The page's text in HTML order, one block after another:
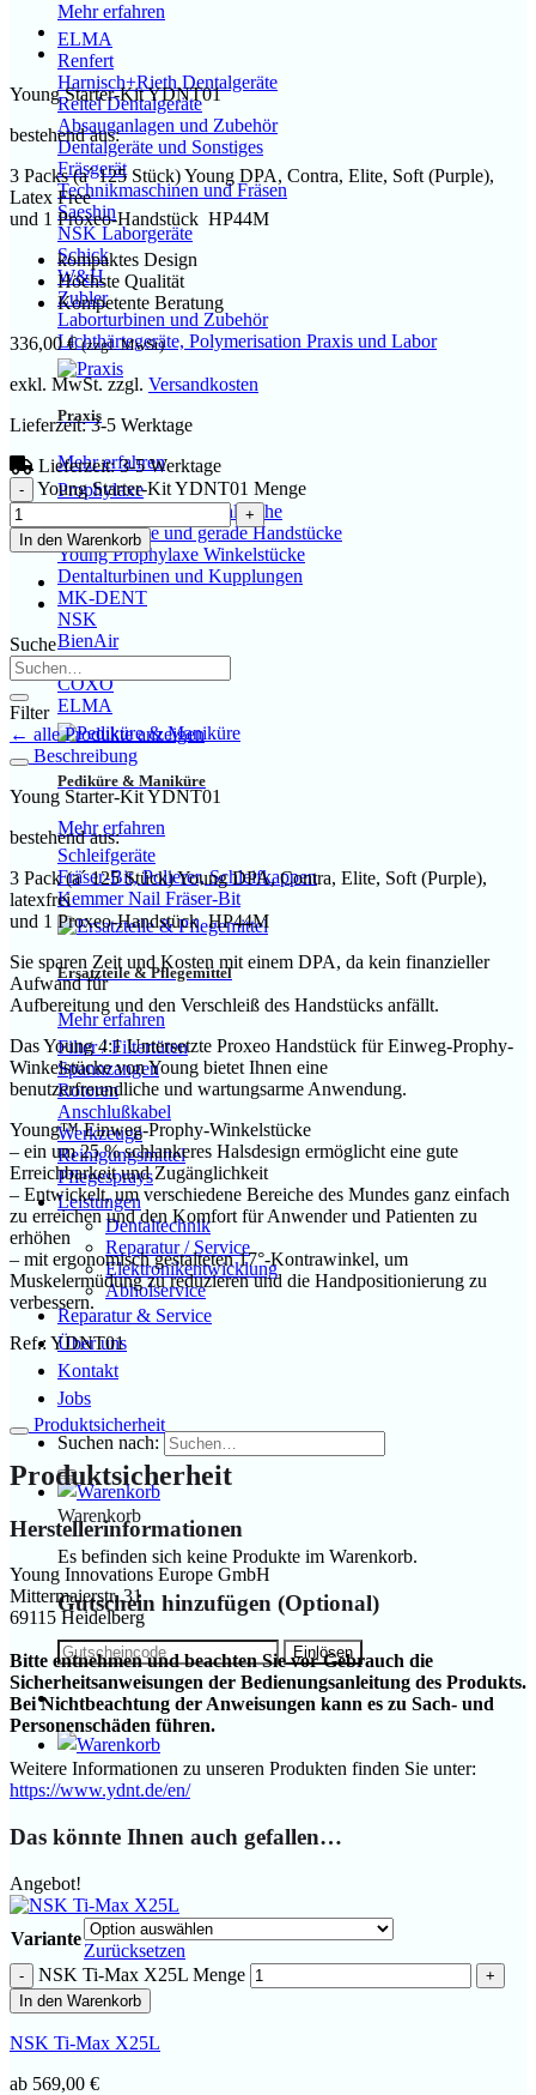
Mehr erfahren
ELMA
Renfert
Harnisch+Rieth Dentalgeräte
Reitel Dentalgeräte
Absauganlagen und Zubehör
Dentalgeräte und Sonstiges
Fräsgerät
Technikmaschinen und Fräsen
Saeshin
NSK Laborgeräte
Schick
W&H
Zubler
Laborturbinen und Zubehör
Lichthärtegeräte, Polymerisation Praxis und Labor
Praxis
Mehr erfahren
Prophylaxe
Mikromotoren und Schläuche
Winkelstücke und gerade Handstücke
Young Prophylaxe Winkelstücke
Dentalturbinen und Kupplungen
MK-DENT
NSK
BienAir
Saeshin
COXO
ELMA
Pediküre & Maniküre
Mehr erfahren
Schleifgeräte
Fräser-Bit, Polierer, Schleifkappen
Kemmer Nail Fräser-Bit
Ersatzteile & Pflegemittel
Mehr erfahren
Filter / Filtertüten
Spannzangen
Rotoren
Anschlußkabel
Werkzeuge
Reinigungsmittel
Pflegesprays
Leistungen
Dentaltechnik
Reparatur / Service
Elektronikentwicklung
Abholservice
Reparatur & Service
Über uns
Kontakt
Jobs
Suchen nach:
Warenkorb
Es befinden sich keine Produkte im Warenkorb.
Gutschein hinzufügen (Optional)
Young Starter-Kit YDNT01
bestehend aus:
3 Packs (a´ 125 Stück) Young DPA, Contra, Elite, Soft (Purple),
Latex Free
und 1 Proxeo-Handstück HP44M
kompaktes Design
Höchste Qualität
Kompetente Beratung
336,00€ (zzgl. MwSt)
exkl. MwSt. zzgl. Versandkosten
Lieferzeit:3-5 Werktage
Lieferzeit:3-5 Werktage
Young Starter-Kit YDNT01 Menge
In den Warenkorb
Suche
Filter
← alle Produkte anzeigen
Beschreibung
Young Starter-Kit YDNT01
bestehend aus:
3 Pack (a´ 125 Stück) Young DPA, Contra, Elite, Soft (Purple),
latexfrei
und 1 Proxeo-Handstück HP44M
Sie sparen Zeit und Kosten mit einem DPA, da kein finanzieller
Aufwand für
Aufbereitung und den Verschleiß des Handstücks anfällt.
Das Young 4:1 Untersetzte Proxeo Handstück für Einweg-Prophy-
Winkelstücke von Young bietet Ihnen eine
benutzerfreundliche und wartungsarme Anwendung.
Young™ Einweg-Prophy-Winkelstücke
– ein um 25 % schlankeres Halsdesign ermöglicht eine gute
Erreichbarkeit und Zugänglichkeit
– Entwickelt, um verschiedene Bereiche des Mundes ganz einfach
zu erreichen und den Komfort für Anwender und Patienten zu
erhöhen
– mit ergonomisch gestalteten 17°-Kontrawinkel, um
Muskelermüdung zu reduzieren und die Handpositionierung zu
verbessern.
Ref.: YDNT01
Produktsicherheit
Produktsicherheit
Herstellerinformationen
Young Innovations Europe GmbH
Mittermaierstr. 31
69115 Heidelberg
Bitte entnehmen und beachten Sie vor Gebrauch die
Sicherheitsanweisungen der Bedienungsanleitung des Produkts.
Bei Nichtbeachtung der Anweisungen kann es zu Sach- und
Personenschäden führen.
Weitere Informationen zu unseren Produkten finden Sie unter:
https://www.ydnt.de/en/
Das könnte Ihnen auch gefallen…
Angebot!
Variante
Zurücksetzen
NSK Ti-Max X25L Menge
In den Warenkorb
NSK Ti-Max X25L
ab 569,00 €